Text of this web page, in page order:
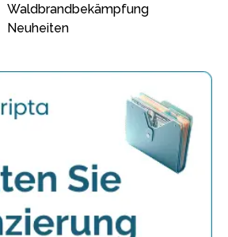
Waldbrandbekämpfung
Neuheiten